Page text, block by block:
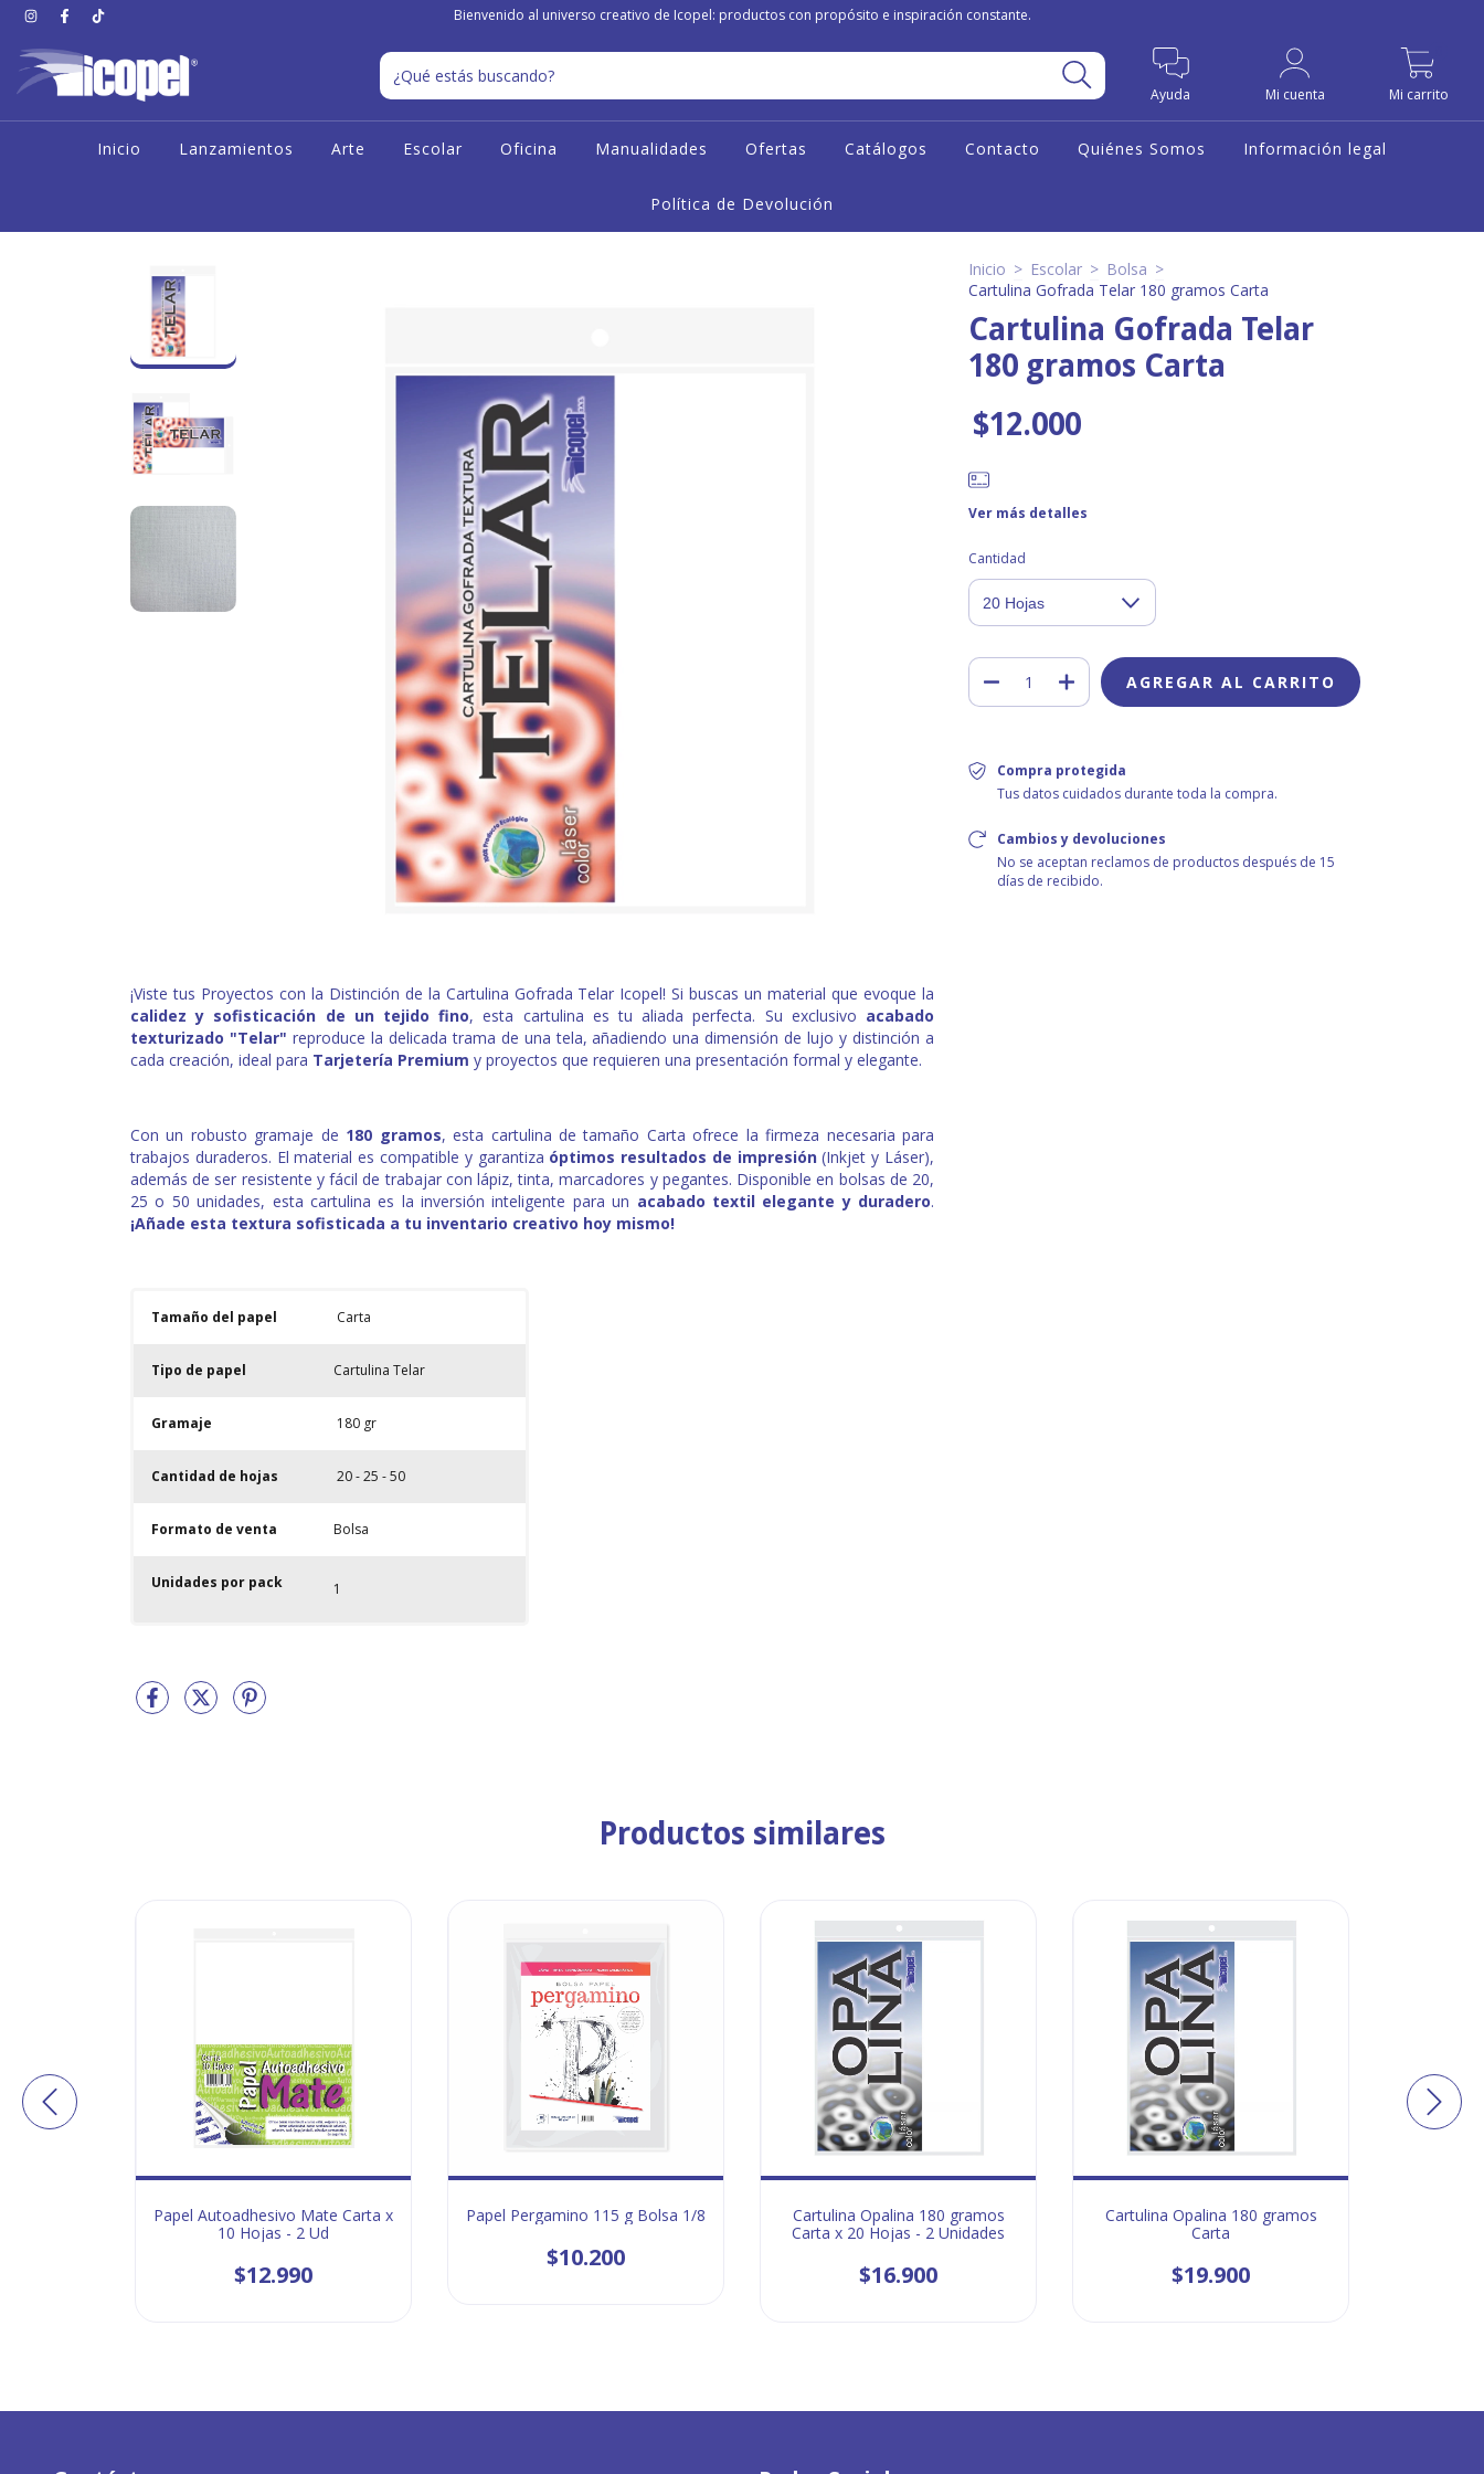
Bienvenido al universo creativo de Icopel: productos con propósito e inspiración constante.
Ayuda Mi cuenta Mi carrito
Inicio Lanzamientos Arte Escolar Oficina Manualidades Ofertas Catálogos Contacto Quiénes Somos Información legal
Política de Devolución
¡Viste tus Proyectos con la Distinción de la Cartulina Gofrada Telar Icopel! Si buscas un material que evoque la
calidez y sofisticación de un tejido fino, esta cartulina es tu aliada perfecta. Su exclusivo acabado
texturizado "Telar" reproduce la delicada trama de una tela, añadiendo una dimensión de lujo y distinción a
cada creación, ideal para Tarjetería Premium y proyectos que requieren una presentación formal y elegante.
Con un robusto gramaje de 180 gramos, esta cartulina de tamaño Carta ofrece la firmeza necesaria para
trabajos duraderos. El material es compatible y garantiza óptimos resultados de impresión(Inkjet y Láser),
además de ser resistente y fácil de trabajar con lápiz, tinta, marcadores y pegantes. Disponible en bolsas de 20,
25 o 50 unidades, esta cartulina es la inversión inteligente para un acabado textil elegante y duradero.
¡Añade esta textura sofisticada a tu inventario creativo hoy mismo!
Tamaño del papel Carta
Tipo de papel Cartulina Telar
Gramaje 180 gr
Cantidad de hojas 20 - 25 - 50
Formato de venta Bolsa
Unidades por pack 1
Inicio > Escolar > Bolsa >
Cartulina Gofrada Telar 180 gramos Carta
Cartulina Gofrada Telar
180 gramos Carta
$12.000
Ver más detalles
Cantidad
Compra protegida
Tus datos cuidados durante toda la compra.
Cambios y devoluciones
No se aceptan reclamos de productos después de 15
días de recibido.
Productos similares
Papel Autoadhesivo Mate Carta x
10 Hojas - 2 Ud
$12.990
Papel Pergamino 115 g Bolsa 1/8
$10.200
Cartulina Opalina 180 gramos
Carta x 20 Hojas - 2 Unidades
$16.900
Cartulina Opalina 180 gramos
Carta
$19.900